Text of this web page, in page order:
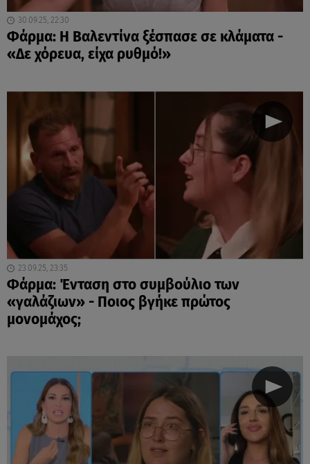
30.09.25, 22:30
Φάρμα: Η Βαλεντίνα ξέσπασε σε κλάματα -
«Δε χόρευα, είχα ρυθμό!»
23.09.25, 23:35
Φάρμα: Ένταση στο συμβούλιο των
«γαλάζιων» - Ποιος βγήκε πρώτος
μονομάχος;